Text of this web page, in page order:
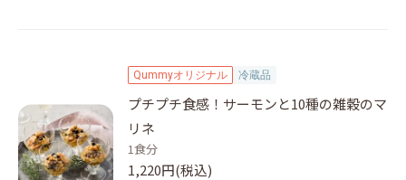
Qummyオリジナル 冷蔵品
プチプチ食感！サーモンと10種の雑穀のマ
リネ
1食分
1,220円(税込)